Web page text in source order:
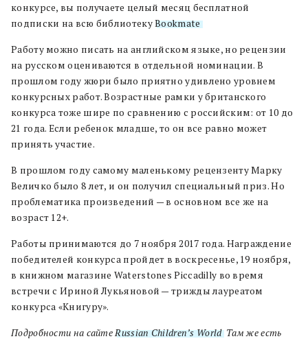
конкурсе, вы получаете целый месяц бесплатной
подписки на всю библиотекуBookmate.
Работу можно писать на английском языке, но рецензии
на русском оцениваются в отдельной номинации. В
прошлом году жюри было приятно удивлено уровнем
конкурсных работ. Возрастные рамки у британского
конкурса тоже шире по сравнению с российским: от 10 до
21 года. Если ребенок младше, то он все равно может
принять участие.
В прошлом году самому маленькому рецензенту Марку
Величко было 8 лет, и он получил специальный приз. Но
проблематика произведений — в основном все же на
возраст 12+.
Работы принимаются до 7 ноября 2017 года. Награждение
победителей конкурса пройдет в воскресенье, 19 ноября,
в книжном магазине Waterstones Piccadilly во время
встречи с Ириной Лукьяновой — трижды лауреатом
конкурса «Книгуру».
Подробности на сайтеRussian Children’s World. Там же есть